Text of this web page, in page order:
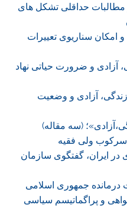
حداقلی تشکل های
امکان سناریوی تعییرات
آزادی و ضرورت حیاتی نهاد
آزادی و وضعیت
(سه مقاله)
سرکوب ولی فقیه
ایران، گفتگوی سازمان
درمانده جمهوری اسلامی
و پراگماتیسم سیاسی